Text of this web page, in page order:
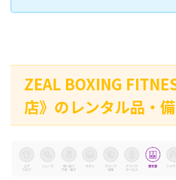
ZEAL BOXING
店》のレンタル品・